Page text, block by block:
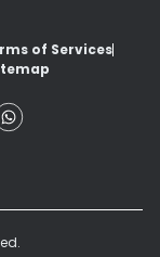
of Services